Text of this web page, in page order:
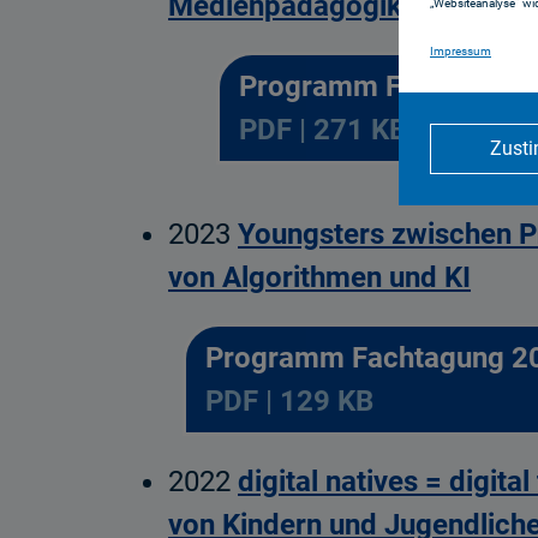
Impressum
Programm
PDF | 271 KB
2023 Youngsters zwischen
von Algorithmen und KI
Programm Fachtagung
PDF | 129 KB
2022 digital natives = digital
von Kindern und